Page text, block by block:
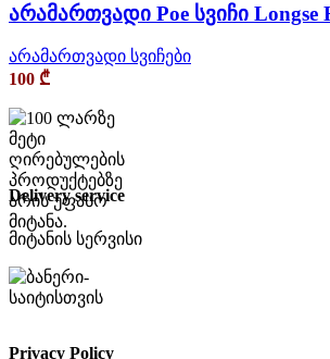
არამართვადი Poe სვიჩი Longse
არამართვადი სვიჩები
100 ₾
Delivery service
მიტანის სერვისი
Privacy Policy